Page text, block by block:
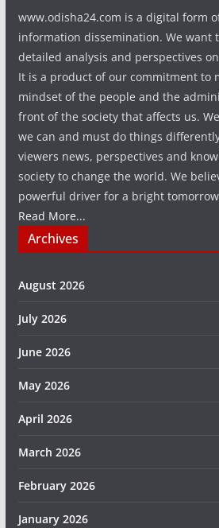
www.odisha24.com is a digital form
information dissemination. We want
detailed analysis and perspectives
It is a product of our commitment to
mindset of the people and the
front of the society that affects us.
we can and must do things
viewers news, perspectives and
society to change the world. We
powerful driver for a bright
Read More...
Archives
August 2026
July 2026
June 2026
May 2026
April 2026
March 2026
February 2026
January 2026